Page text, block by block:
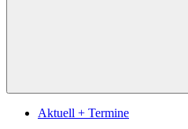
Aktuell + Termine